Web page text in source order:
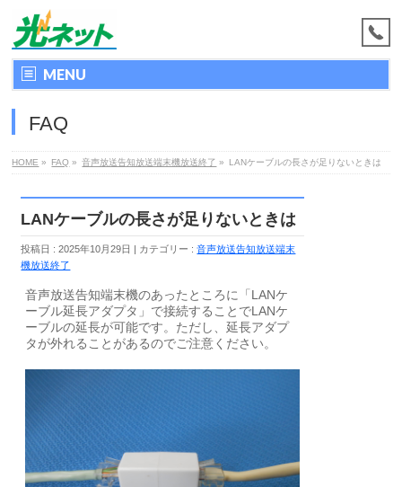
MENU
FAQ
HOME » FAQ » 音声放送告知放送端末機放送終了 » LANケーブルの長さが足りないときは
LANケーブルの長さが足りないときは
投稿日 : 2025年10月29日 カテゴリー :音声放送告知放送端末
機放送終了
音声放送告知端末機のあったところに「LANケ
ーブル延長アダプタ」で接続することでLANケ
ーブルの延長が可能です。ただし、延長アダプ
タが外れることがあるのでご注意ください。